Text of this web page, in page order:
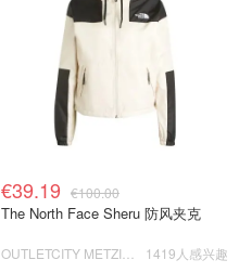
€39.19 €100.00
The North Face Sheru 防风夹克
1419人感兴趣